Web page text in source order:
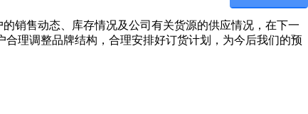
销售动态、库存情况及公司有关货源的供应情况，在下一
理调整品牌结构，合理安排好订货计划，为今后我们的预